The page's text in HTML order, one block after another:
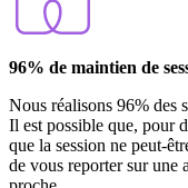
96% de maintien de
Nous réalisons 96% des
Il est possible que, pour
que la session ne peut-
de vous reporter sur une